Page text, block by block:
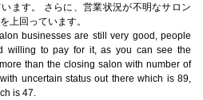
ます。 さらに、営業状況が不明なサロン
上回っています。
businesses are still very good, people
willing to pay for it, as you can see the
than the closing salon with number of
uncertain status out there which is 89,
is 47.